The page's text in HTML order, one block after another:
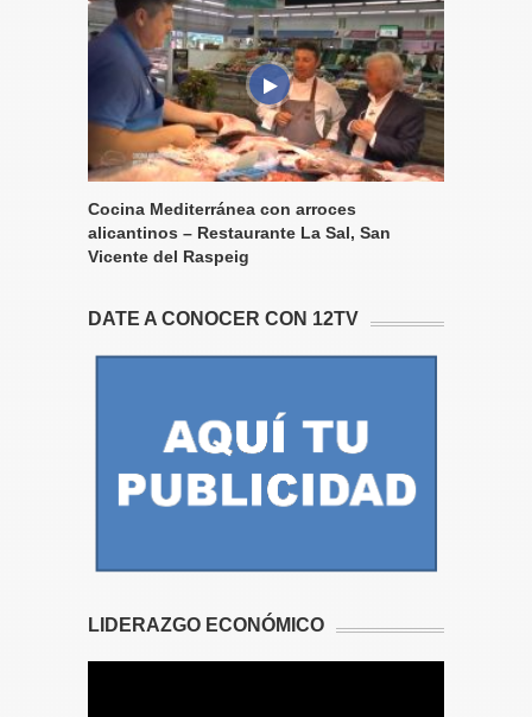
Cocina Mediterránea con arroces
alicantinos – Restaurante La Sal, San
Vicente del Raspeig
DATE A CONOCER CON 12TV
LIDERAZGO ECONÓMICO